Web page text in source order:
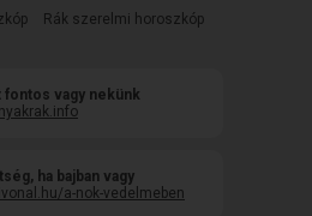
Rák szerelmi horoszkóp
fontos vagy nekünk
ha bajban vagy
a-nok-vedelmeben